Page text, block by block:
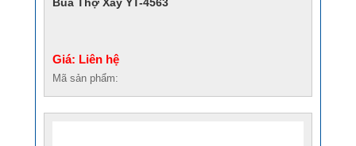
Giá: Liên hệ
Mã sản phẩm: